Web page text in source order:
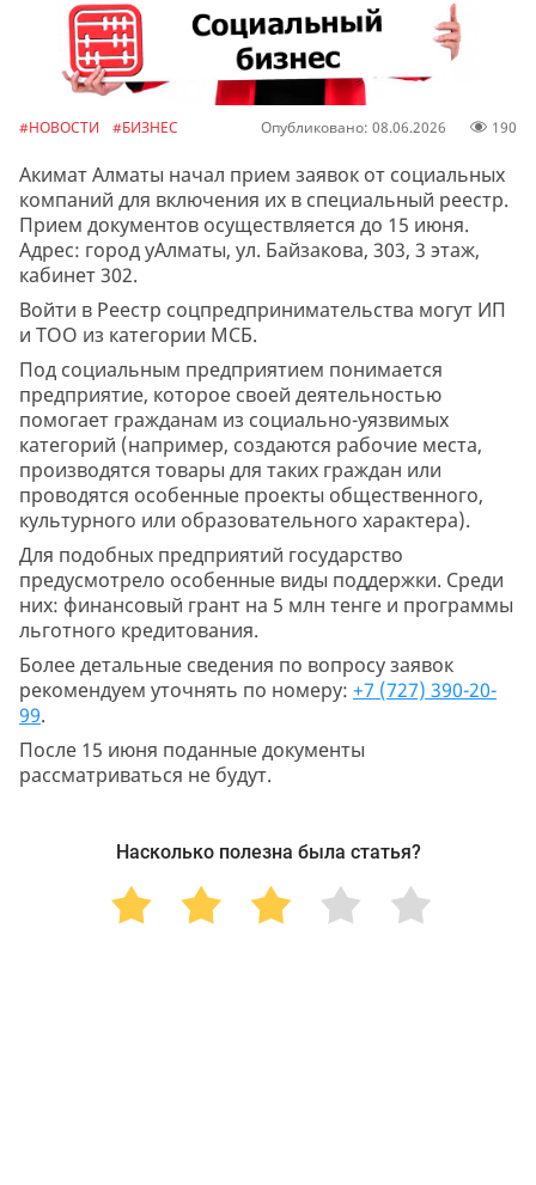
#НОВОСТИ #БИЗНЕС Опубликовано: 08.06.2026 190
Акимат Алматы начал прием заявок от социальных
компаний для включения их в специальный реестр.
Прием документов осуществляется до 15 июня.
Адрес: город уАлматы, ул. Байзакова, 303, 3 этаж,
кабинет 302.
Войти в Реестр соцпредпринимательства могут ИП
и ТОО из категории МСБ.
Под социальным предприятием понимается
предприятие, которое своей деятельностью
помогает гражданам из социально-уязвимых
категорий (например, создаются рабочие места,
производятся товары для таких граждан или
проводятся особенные проекты общественного,
культурного или образовательного характера).
Для подобных предприятий государство
предусмотрело особенные виды поддержки. Среди
них: финансовый грант на 5 млн тенге и программы
льготного кредитования.
Более детальные сведения по вопросу заявок
рекомендуем уточнять по номеру: +7 (727) 390-20-
99.
После 15 июня поданные документы
рассматриваться не будут.
Насколько полезна была статья?